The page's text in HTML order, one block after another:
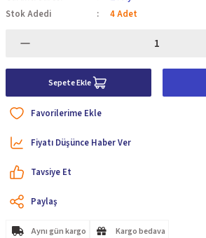
Stok Adedi
4 Adet
Sepete Ekle
Fiyatı Düşünce Haber Ver
Tavsiye Et
Paylaş
Aynı gün kargo Kargo bedava